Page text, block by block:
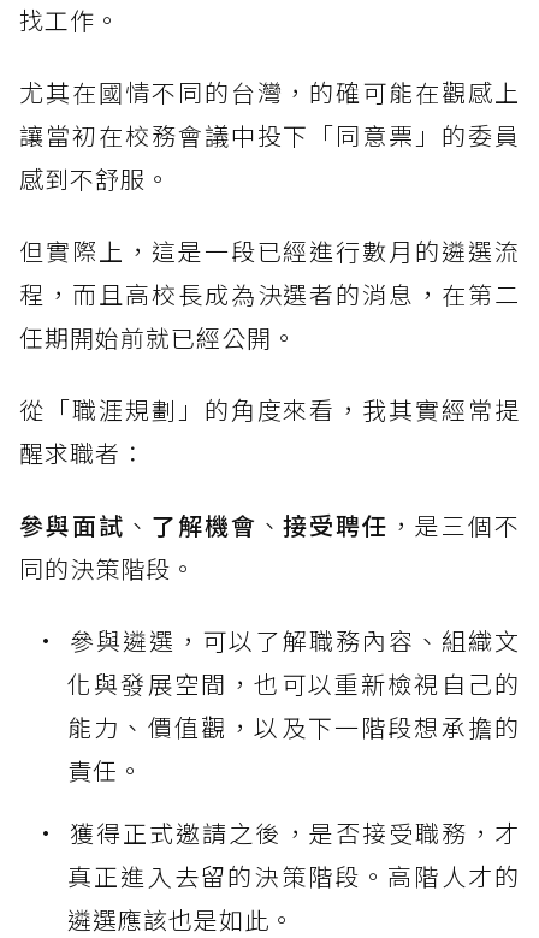
找工作。
尤其在國情不同的台灣，的確可能在觀感上
讓當初在校務會議中投下「同意票」的委員
感到不舒服。
但實際上，這是一段已經進行數月的遴選流
程，而且高校長成為決選者的消息，在第二
任期開始前就已經公開。
從「職涯規劃」的角度來看，我其實經常提
醒求職者：
參與面試 、 了解機會 、接受聘任 ，是三個不
同的決策階段。
參與遴選，可以了解職務內容、組織文
化與發展空間，也可以重新檢視自己的
能力、價值觀，以及下一階段想承擔的
責任。
獲得正式邀請之後，是否接受職務，才
真正進入去留的決策階段。高階人才的
遴選應該也是如此。